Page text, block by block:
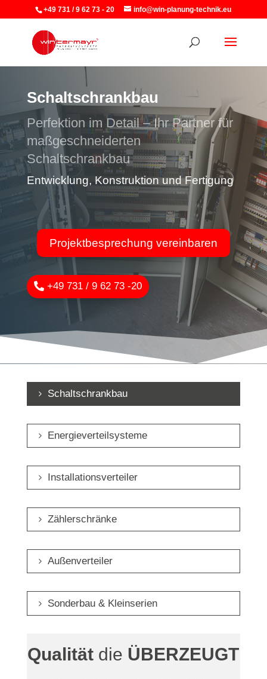
+49 731 / 9 62 73 - 20 info@win-planung-technik.eu
Schaltschrankbau
Perfektion im Detail – Ihr Partner für
maßgeschneiderten
Schaltschrankbau
Entwicklung, Konstruktion und Fertigung
Projektbesprechung vereinbaren
+49 731 / 9 62 73 -20
Schaltschrankbau
Energieverteilsysteme
Installationsverteiler
Zählerschränke
Außenverteiler
Sonderbau & Kleinserien
Qualität die ÜBERZEUGT